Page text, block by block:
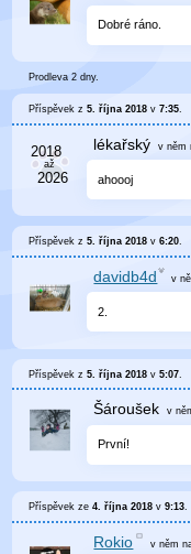
Dobré ráno.
Prodleva 2 dny.
Příspěvek z5. října 2018 v7:35.
lékařský v něm
ahoooj
Příspěvek z5. října 2018 v6:20.
davidb4d v
2.
Příspěvek z5. října 2018 v5:07
Šároušek v
První!
Příspěvek ze4. října 2018 v9:13
Rokio v něm